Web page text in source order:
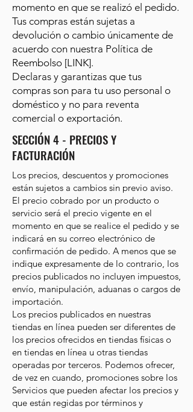
momento en que se realizó el pedido.
Tus compras están sujetas a
devolución o cambio únicamente de
acuerdo con nuestra Política de
Reembolso [LINK].
Declaras y garantizas que tus
compras son para tu uso personal o
doméstico y no para reventa
comercial o exportación.
SECCIÓN 4 - PRECIOS Y
FACTURACIÓN
Los precios, descuentos y promociones
están sujetos a cambios sin previo aviso.
El precio cobrado por un producto o
servicio será el precio vigente en el
momento en que se realice el pedido y se
indicará en su correo electrónico de
confirmación de pedido. A menos que se
indique expresamente de lo contrario, los
precios publicados no incluyen impuestos,
envío, manipulación, aduanas o cargos de
importación.
Los precios publicados en nuestras
tiendas en línea pueden ser diferentes de
los precios ofrecidos en tiendas físicas o
en tiendas en línea u otras tiendas
operadas por terceros. Podemos ofrecer,
de vez en cuando, promociones sobre los
Servicios que pueden afectar los precios y
que están regidas por términos y